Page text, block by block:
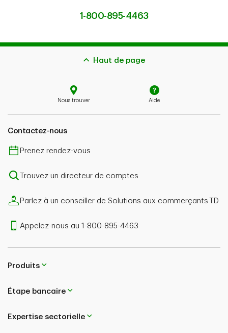
1-800-895-4463
Haut de page
Nous trouver Aide
Contactez-nous
Prenez rendez-vous
Trouvez un directeur de comptes
Parlez à un conseiller de Solutions aux commerçants TD
Appelez-nous au 1-800-895-4463
Produits
Étape bancaire
Expertise sectorielle